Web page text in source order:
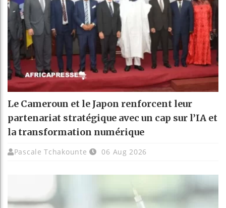
Le Cameroun et le Japon renforcent leur
partenariat stratégique avec un cap sur l’IA et
la transformation numérique
Pascale Tchakounte 06 Aug 2026